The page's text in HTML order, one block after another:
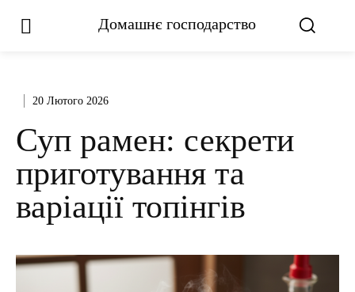
Домашнє господарство
20 Лютого 2026
Суп рамен: секрети
приготування та
варіації топінгів